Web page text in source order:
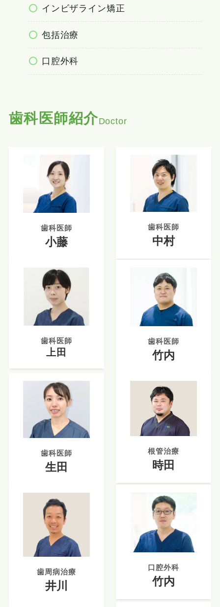
インビザライン矯正
包括治療
口腔外科
歯科医師紹介Doctor
歯科医師
小藤
歯科医師
中村
歯科医師
上田
歯科医師
竹内
歯科医師
生田
根管治療
時田
歯周病治療
井川
口腔外科
竹内